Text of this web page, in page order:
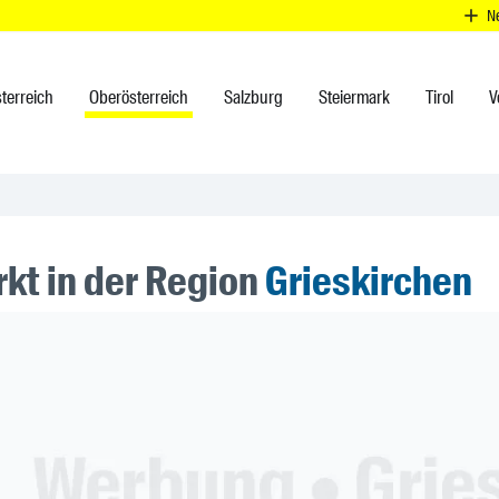
Oberösterreich Salzburg Steiermark Tirol
in der RegionGrieskirchen